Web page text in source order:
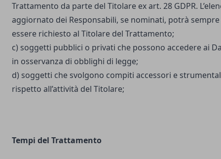
Trattamento da parte del Titolare ex art. 28 GDPR.
aggiornato dei Responsabili, se nominati, potrà sempre
essere richiesto al Titolare del Trattamento;
c) soggetti pubblici o privati che possono accedere ai
in osservanza di obblighi di legge;
d) soggetti che svolgono compiti accessori e
rispetto all’attività del Titolare;
Tempi del Trattamento